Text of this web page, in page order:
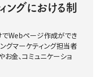
ングにおける制
Webページ作成ができ
グマーケティング担当者
金、コミュニケーショ